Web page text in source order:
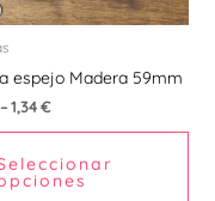
espejo Madera 59mm
1,34€
se
la